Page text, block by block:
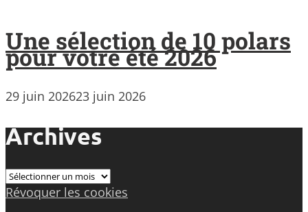
Une sélection de 10 polars
pour votre été 2026
29 juin 202623 juin 2026
Archives
Archives
Révoquer les cookies